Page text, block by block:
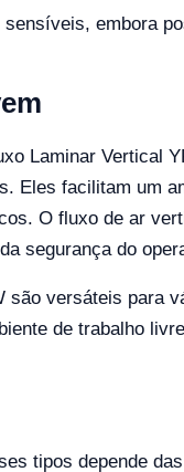
embora
Laminar Vertical
Eles facilitam um
O fluxo de ar
segurança do
são versáteis para
de trabalho
tipos depende